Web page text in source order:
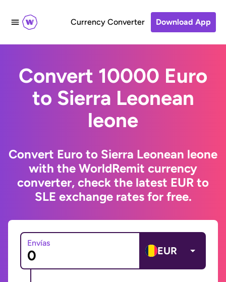
Currency Converter Download App
Convert 10000 Euro
to Sierra Leonean
leone
Convert Euro to Sierra Leonean leone
with the WorldRemit currency
converter, check the latest EUR to
SLE exchange rates for free.
Envías
EUR